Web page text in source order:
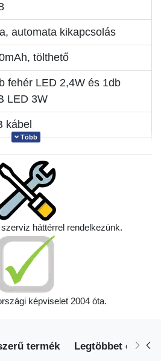
automata kikapcsolás
tölthető
fehér LED 2,4W és 1db
LED 3W
kábel
telefon töltő
Több
háttérrel rendelkezünk.
képviselet 2004 óta.
termék Legtöbbet eladott